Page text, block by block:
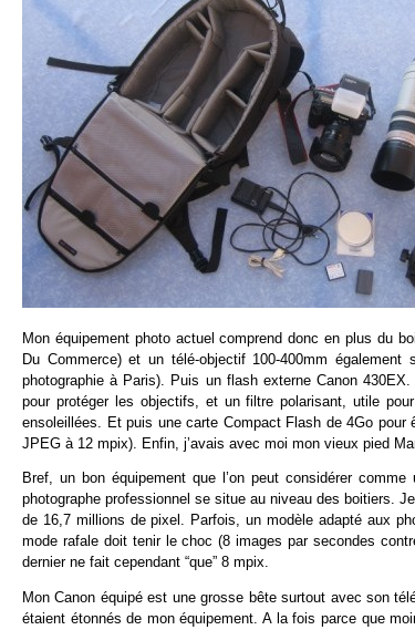
Mon équipement photo actuel comprend donc en plus du
Du Commerce) et un télé-objectif 100-400mm également
photographie à Paris). Puis un flash externe Canon
pour protéger les objectifs, et un filtre polarisant, utile
ensoleillées. Et puis une carte Compact Flash de 4Go
JPEG à 12 mpix). Enfin, j’avais avec moi mon vieux pied
Bref, un bon équipement que l’on peut considérer
photographe professionnel se situe au niveau des boitiers.
de 16,7 millions de pixel. Parfois, un modèle adapté aux
mode rafale doit tenir le choc (8 images par secondes
dernier ne fait cependant “que” 8 mpix.
Mon Canon équipé est une grosse bête surtout avec son
étaient étonnés de mon équipement. A la fois parce que